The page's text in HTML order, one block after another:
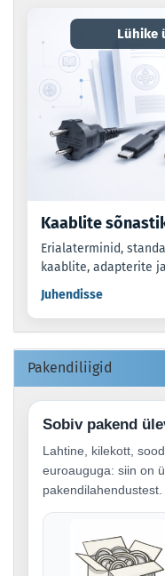
Lühike
Kaablite
Erialaterminid,
kaablite, adapterite
Juhendisse
Pakendiliigid
Sobiv pakend
Lahtine, kilekott,
euroauguga: siin on
pakendilahendustest.